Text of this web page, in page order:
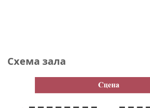
Схема зала